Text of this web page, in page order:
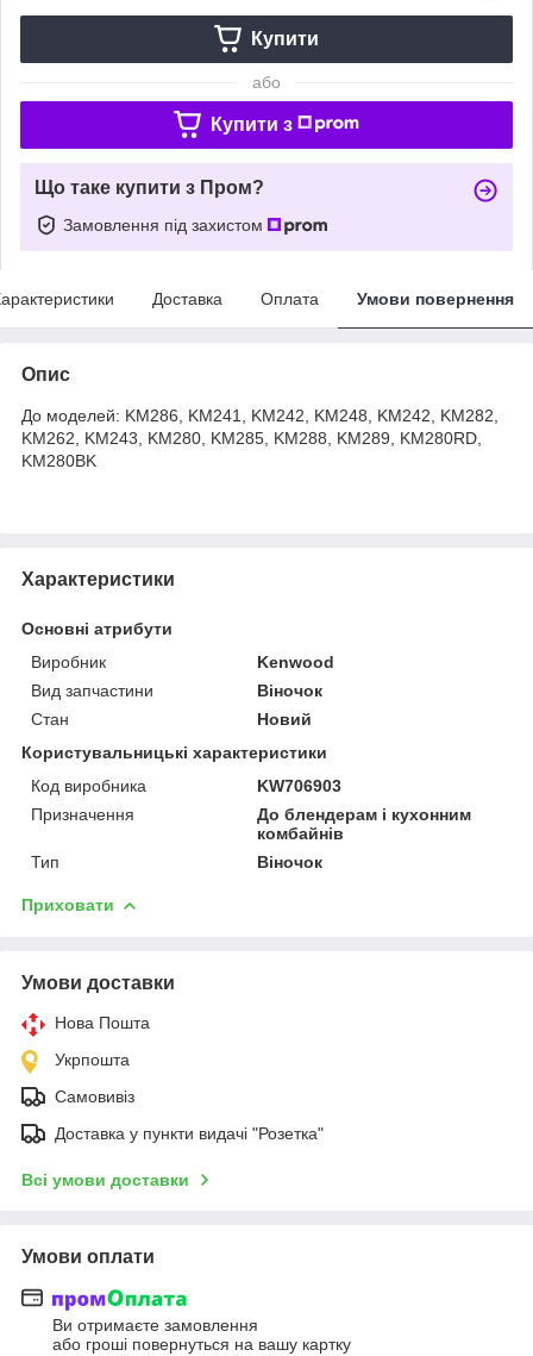
Купити
або
Купити з
Що таке купити з Пром?
Замовлення під захистом
Доставка Оплата Умови повернення
Опис
До моделей: KM286, KM241, KM242, KM248, KM242, KM282,
KM262, KM243, KM280, KM285, KM288, KM289, KM280RD,
KM280BK
Характеристики
Основні атрибути
Виробник
Kenwood
Вид запчастини
Віночок
Стан
Новий
Користувальницькі характеристики
Код виробника
KW706903
Призначення
До блендерам і кухонним
комбайнів
Тип
Віночок
Приховати
Умови доставки
Нова Пошта
Укрпошта
Самовивіз
Доставка у пункти видачі "Розетка"
Всі умови доставки
Умови оплати
Ви отримаєте замовлення
або гроші повернуться на вашу картку